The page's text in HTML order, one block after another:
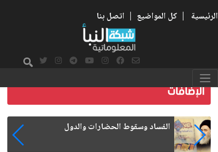
الرئيسية | كل المواضيع | اتصل بنا
رواتب الموظفين على صفيح ساخن